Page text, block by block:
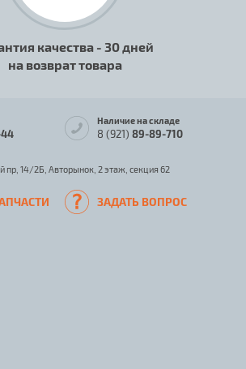
качества - 30 дней
на возврат товара
Наличие на складе
8 (921) 89-89-710
пр, 14/2Б, Авторынок, 2 этаж, секция 62
ЗАДАТЬ ВОПРОС